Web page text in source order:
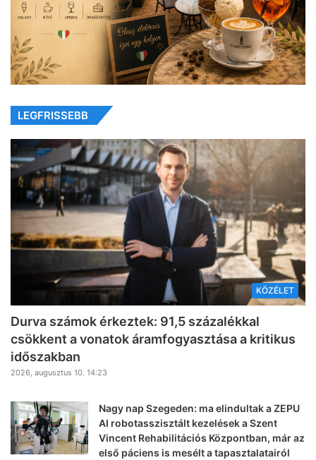
LEGFRISSEBB
KÖZÉLET
Durva számok érkeztek: 91,5 százalékkal
csökkent a vonatok áramfogyasztása a kritikus
időszakban
2026, augusztus 10. 14:23
Nagy nap Szegeden: ma elindultak a ZEPU
AI robotasszisztált kezelések a Szent
Vincent Rehabilitációs Központban, már az
első páciens is mesélt a tapasztalatairól